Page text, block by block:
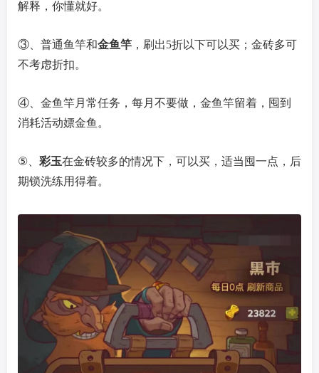
解释，你懂就好。
③、普通鱼竿和金鱼竿 ，刷出5折以下可以买；金砖多可
不考虑折扣。
④、金鱼竿月常任务，每月不要做，金鱼竿留着，囤到
消耗活动嫖金鱼。
⑤、 彩玉在金砖较多的情况下，可以买，适当囤一点，后
期锁洗练用得着。